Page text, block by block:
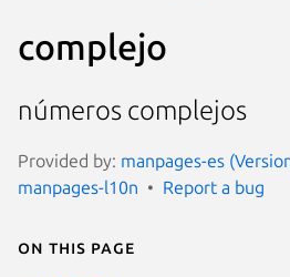
complejo
números complejos
Provided by: manpages-es
manpages-l10n
Report a bug
On this page